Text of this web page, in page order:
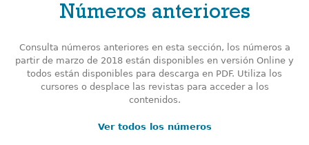
Números anteriores
Consulta números anteriores en esta sección, los números a
partir de marzo de 2018 están disponibles en versión Online y
todos están disponibles para descarga en PDF. Utiliza los
cursores o desplace las revistas para acceder a los
contenidos.
Ver todos los números